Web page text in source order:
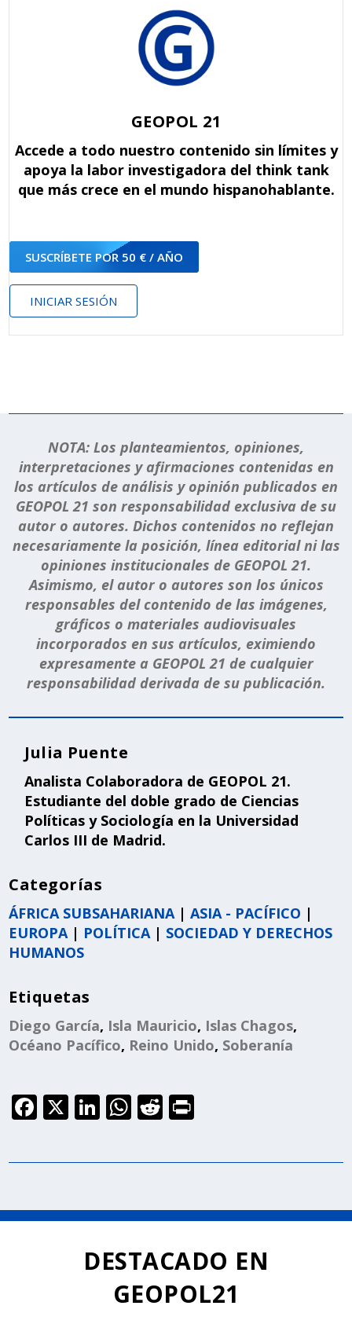
GEOPOL 21
Accede a todo nuestro contenido sin límites y
apoya la labor investigadora del think tank
que más crece en el mundo hispanohablante.
SUSCRÍBETE POR 50 € / AÑO
INICIAR SESIÓN
NOTA: Los planteamientos, opiniones,
interpretaciones y afirmaciones contenidas en
los artículos de análisis y opinión publicados en
GEOPOL 21 son responsabilidad exclusiva de su
autor o autores. Dichos contenidos no reflejan
necesariamente la posición, línea editorial ni las
opiniones institucionales de GEOPOL 21.
Asimismo, el autor o autores son los únicos
responsables del contenido de las imágenes,
gráficos o materiales audiovisuales
incorporados en sus artículos, eximiendo
expresamente a GEOPOL 21 de cualquier
responsabilidad derivada de su publicación.
Julia Puente
Analista Colaboradora de GEOPOL 21.
Estudiante del doble grado de Ciencias
Políticas y Sociología en la Universidad
Carlos III de Madrid.
Categorías
ÁFRICA SUBSAHARIANA|ASIA - PACÍFICO |
EUROPA| POLÍTICA| SOCIEDAD Y DERECHOS
HUMANOS
Etiquetas
Diego García, Isla Mauricio, Islas Chagos,
Océano Pacífico, Reino Unido, Soberanía
F
c
b
o
X Li
k
dI
n
W
a
A
p
p
R
d
t
n
DESTACADO EN
GEOPOL21